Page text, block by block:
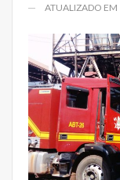
ATUALIZADO EM